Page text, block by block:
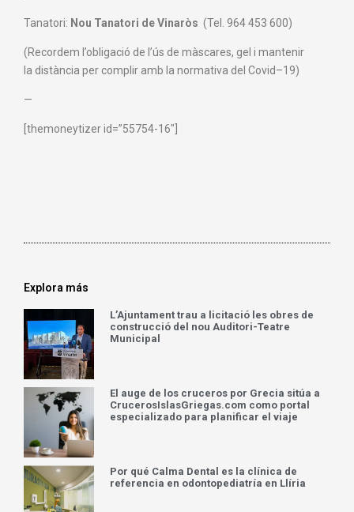
Tanatori: Nou Tanatori de Vinaròs (Tel. 964 453 600)
(Recordem l’obligació de l’ús de màscares, gel i mantenir
la distància per complir amb la normativa del Covid–19)
—
[themoneytizer id=”55754-16″]
Explora más
L’Ajuntament trau a licitació les obres de
construcció del nou Auditori-Teatre
Municipal
El auge de los cruceros por Grecia sitúa a
CrucerosIslasGriegas.com como portal
especializado para planificar el viaje
Por qué Calma Dental es la clínica de
referencia en odontopediatría en Llíria